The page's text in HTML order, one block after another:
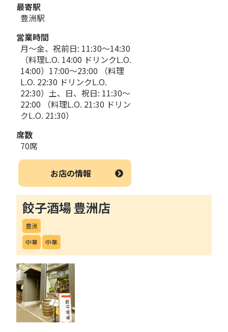
最寄駅
豊洲駅
営業時間
月～金、祝前日: 11:30～14:30
（料理L.O. 14:00 ドリンクL.O.
14:00）17:00～23:00 （料理
L.O. 22:30 ドリンクL.O.
22:30）土、日、祝日: 11:30～
22:00 （料理L.O. 21:30 ドリン
クL.O. 21:30）
席数
70席
お店の情報
餃子酒場 豊洲店
豊洲
中華
中華